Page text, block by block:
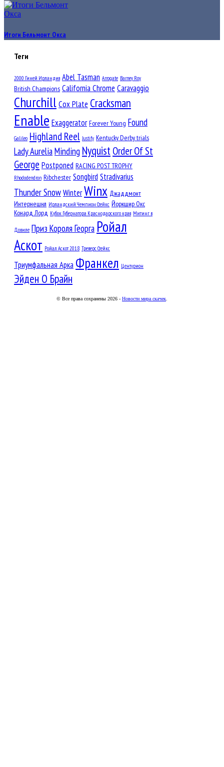
Итоги Бельмонт Окса
Теги
2000 Гиней Ирландия Abel Tasman Arrogate Barney Roy
British Champions California Chrome Caravaggio
ChurchillCox Plate Cracksman
Enable Exaggerator Forever Young Found
Galileo Highland Reel Justify Kentucky Derby trials
Lady AureliaMinding NyquistOrder Of St
George Postponed RACING POST TROPHY
Rhododendron Ribchester Songbird Stradivarius
Thunder SnowWinterWinx Джаддмонт
Интернешнл Ирландский Чемпион Стейкс Йоркшир Окс
Конард Лорд Кубок Губернатора Краснодарского края Митинг в
Довиле Приз Короля Георга Ройал
Аскот Ройал Аскот 2018 Треверс Стейкс
Триумфальная Арка Франкел Центурион
Эйден О Брайн
© Все права сохранены 2026 - Новости мира скачек